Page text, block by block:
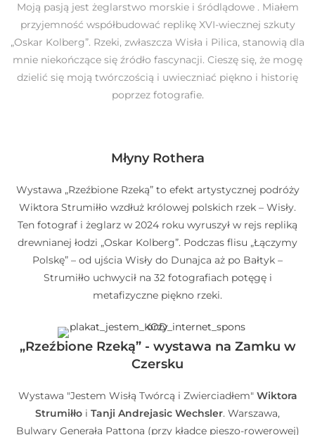
Moją pasją jest żeglarstwo morskie i śródlądowe . Miałem
przyjemność współbudować replikę XVI-wiecznej szkuty
„Oskar Kolberg”. Rzeki, zwłaszcza Wisła i Pilica, stanowią dla
mnie niekończące się źródło fascynacji. Cieszę się, że mogę
dzielić się moją twórczością i uwieczniać piękno i historię
poprzez fotografie.
Młyny Rothera
Wystawa „Rzeźbione Rzeką” to efekt artystycznej podróży
Wiktora Strumiłło wzdłuż królowej polskich rzek – Wisły.
Ten fotograf i żeglarz w 2024 roku wyruszył w rejs repliką
drewnianej łodzi „Oskar Kolberg”. Podczas flisu „Łączymy
Polskę” – od ujścia Wisły do Dunajca aż po Bałtyk –
Strumiłło uchwycił na 32 fotografiach potęgę i
metafizyczne piękno rzeki.
„Rzeźbione Rzeką” - wystawa na Zamku w
Czersku
Wystawa "Jestem Wisłą Twórcą i Zwierciadłem" Wiktora
Strumiłło i Tanji Andrejasic Wechsler. Warszawa,
Bulwary Generała Pattona (przy kładce pieszo-rowerowej)